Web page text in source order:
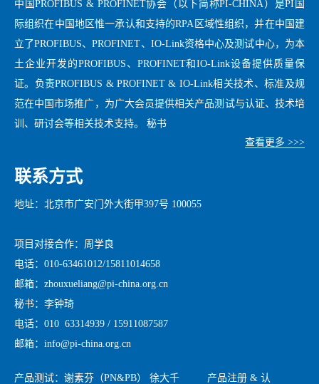
中国PROFIBUS & PROFINET协会（以下简称PI-CHINA）是PI国
际组织在中国地区惟一承认和支持的RPA区域性组织，并在中国建
立了PROFIBUS、PROFINET、IO-Link资格中心及测试中心，为本
土企业开发的PROFIBUS、PROFINET和IO-Link设备提供质量保
证。负责PROFIBUS & PROFINET & IO-Link相关技术、标准及规
范在中国市场推广，为广大会员提供相关产品测试与认证、技术培
训、研讨会等相关技术支持。 秘书
查看更多 >>>
联系方式
地址：北京市广安门外大街甲397号 100055
项目对接合作：周学良
电话：010-63461012/15811014658
邮箱：zhouxueliang@pi-china.org.cn
秘书：李钟琦
电话：010 63314939 / 15911087587
邮箱：info@pi-china.org.cn
产品测试：谢素芬（PN&PB） 徐大千
产品注册 & 认